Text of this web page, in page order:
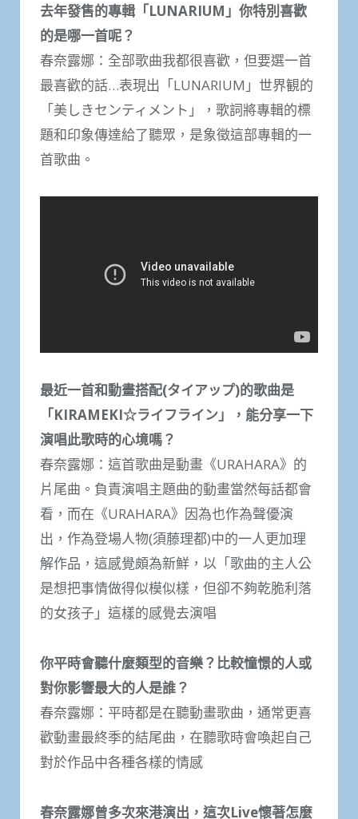
去年發售的專輯「LUNARIUM」你特別喜歡
的是哪一首呢？
春奈露娜：全部歌曲我都很喜歡，但要選一首
最喜歡的話…表現出「LUNARIUM」世界観的
「美しきセンティメント」，歌詞將專輯的標
題和印象傳達給了聽眾，是象徵這部專輯的一
首歌曲。
最近一首和動畫搭配(タイアップ)的歌曲是
「KIRAMEKI☆ライフライン」，能分享一下
演唱此歌時的心境嗎？
春奈露娜：這首歌曲是動畫《URAHARA》的
片尾曲。負責演唱主題曲的動畫當然每話都會
看，而在《URAHARA》因為也作為聲優演
出，作為登場人物(須藤理都)中的一人更加理
解作品，這感覺頗為新鮮，以「歌曲的主人公
是想把事情做得似模似樣，但卻不夠乾脆利落
的女孩子」這樣的感覺去演唱
你平時會聽什麼類型的音樂？比較憧憬的人或
對你影響最大的人是誰？
春奈露娜：平時都是在聽動畫歌曲，通常更喜
歡動畫最終季的結尾曲，在聽歌時會喚起自己
對於作品中各種各樣的情感
春奈露娜曾多次來港演出，這次Live懷著怎麼